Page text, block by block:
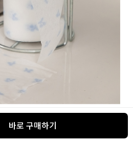
바로 구매하기